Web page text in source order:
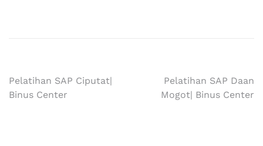
Pelatihan SAP Ciputat|
Binus Center
Pelatihan SAP Daan
Mogot| Binus Center